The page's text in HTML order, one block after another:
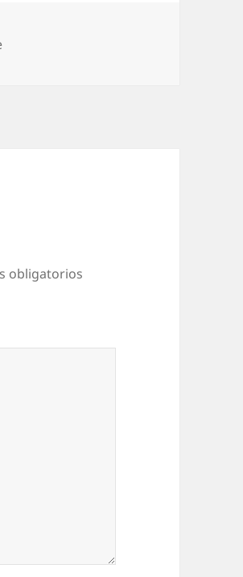
obligatorios